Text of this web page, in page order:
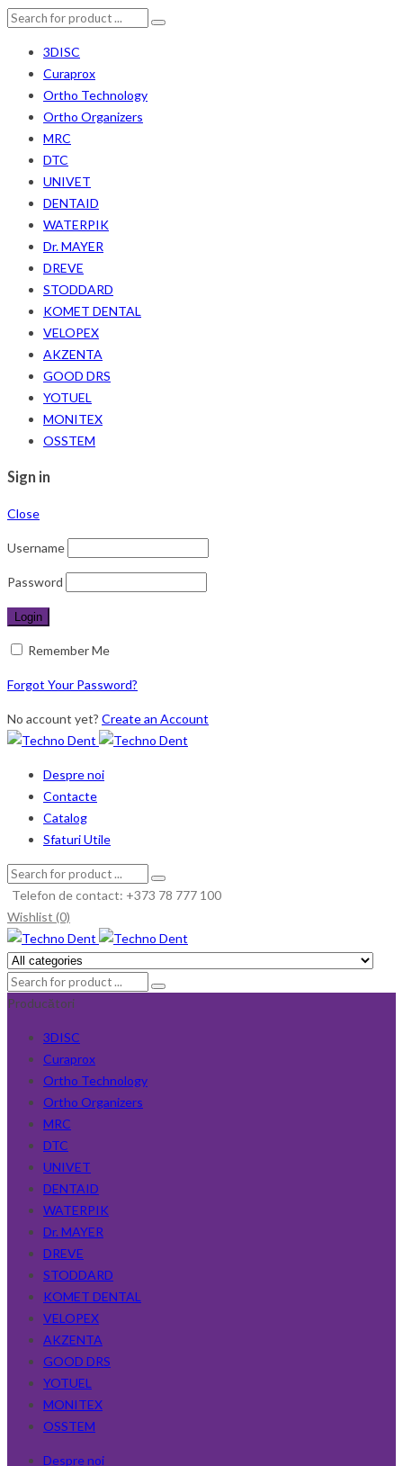
3DISC
Curaprox
Ortho Technology
Ortho Organizers
MRC
DTC
UNIVET
DENTAID
WATERPIK
Dr. MAYER
DREVE
STODDARD
KOMET DENTAL
VELOPEX
AKZENTA
GOOD DRS
YOTUEL
MONITEX
OSSTEM
Sign in
Close
Username
Password
Remember Me
Forgot Your Password?
No account yet? Create an Account
Despre noi
Contacte
Catalog
Sfaturi Utile
Telefon de contact: +373 78 777 100
Wishlist (0)
Producători
3DISC
Curaprox
Ortho Technology
Ortho Organizers
MRC
DTC
UNIVET
DENTAID
WATERPIK
Dr. MAYER
DREVE
STODDARD
KOMET DENTAL
VELOPEX
AKZENTA
GOOD DRS
YOTUEL
MONITEX
OSSTEM
Despre noi